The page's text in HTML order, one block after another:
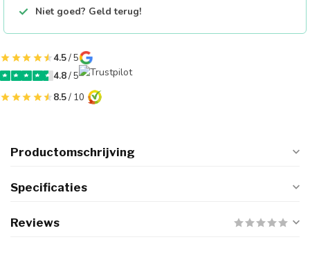
Niet goed? Geld terug!
4.5/ 5
4.8/ 5
8.5/ 10
Productomschrijving
Specificaties
Reviews